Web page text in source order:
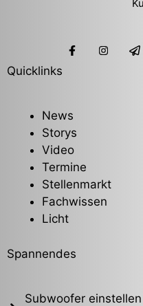
Quicklinks
News
Storys
Video
Termine
Stellenmarkt
Fachwissen
Licht
Spannendes
Subwoofer